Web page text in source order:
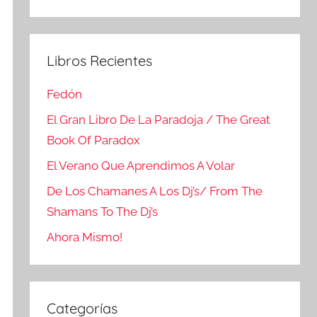
Libros Recientes
Fedón
El Gran Libro De La Paradoja / The Great
Book Of Paradox
El Verano Que Aprendimos A Volar
De Los Chamanes A Los Dj’s/ From The
Shamans To The Dj’s
Ahora Mismo!
Categorías